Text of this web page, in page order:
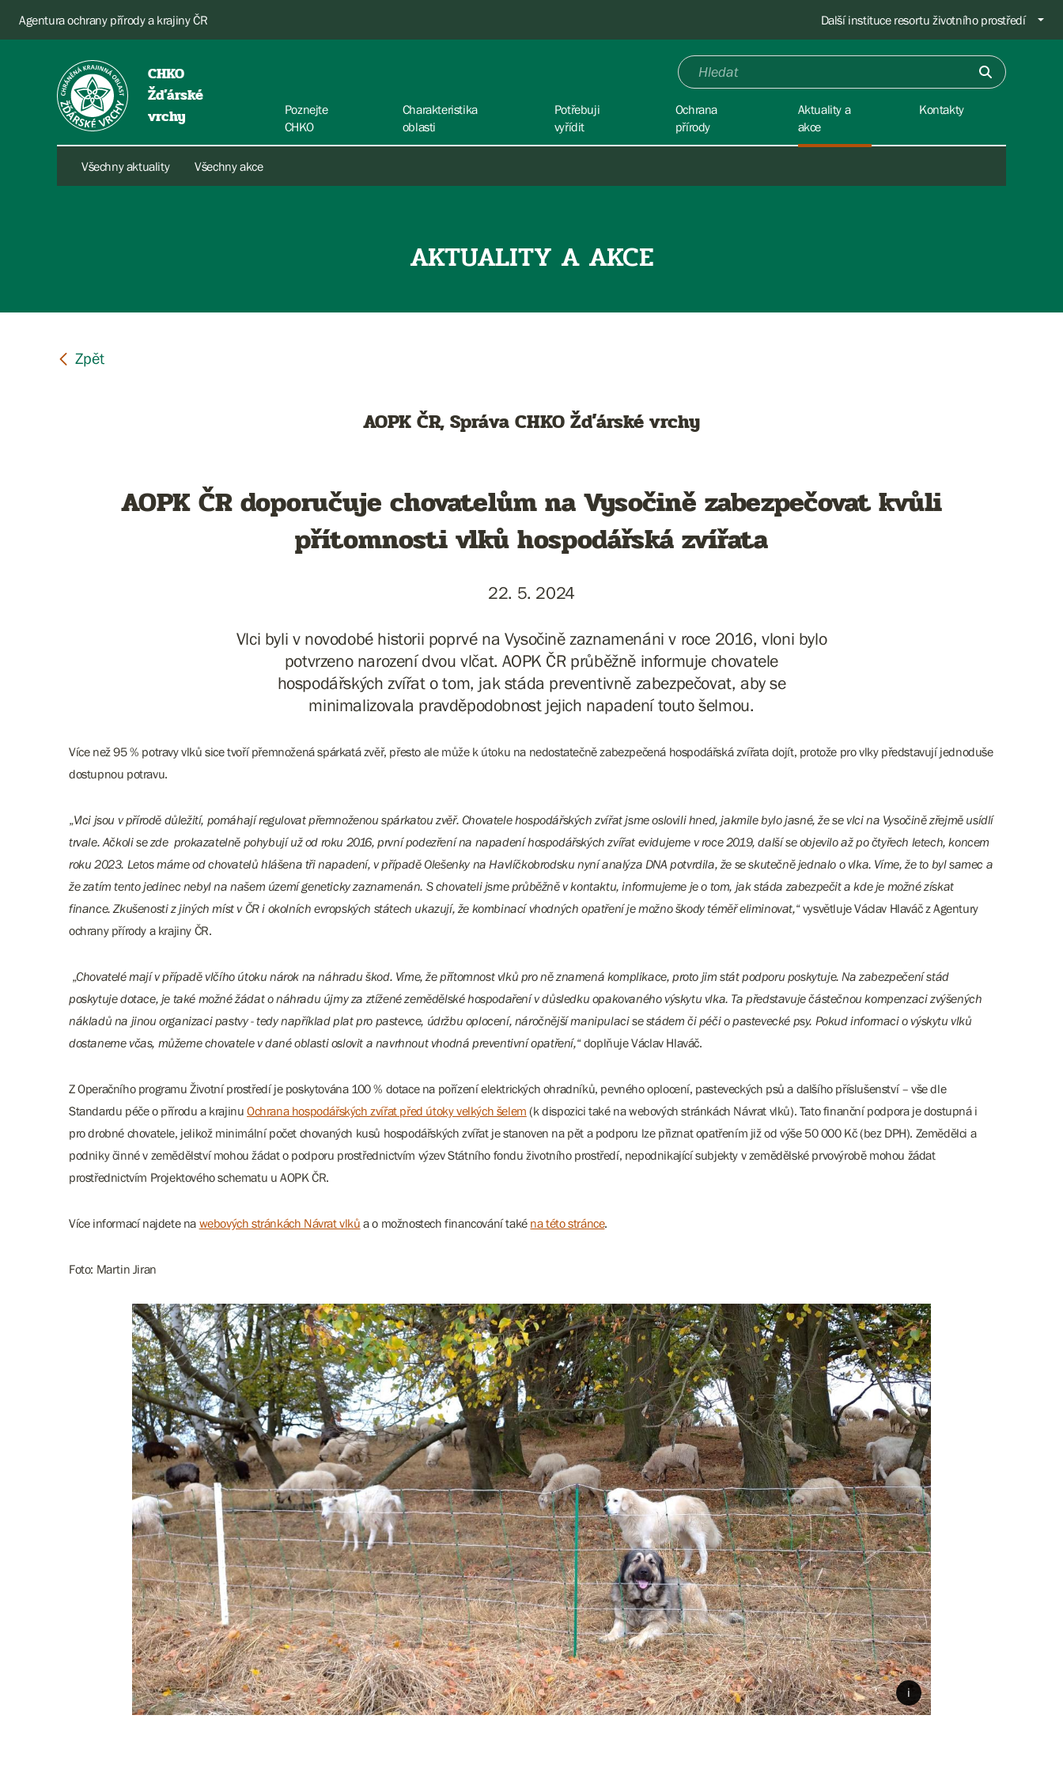
Agentura ochrany přírody a krajiny ČR Další instituce resortu životního prostředí
CHKO
Žďárské
vrchy
Poznejte
CHKO
Charakteristika
oblasti
Potřebuji
vyřídit
Ochrana
přírody
Aktuality a
akce
Všechny aktuality Všechny akce
Kontakty
AKTUALITY A AKCE
AOPK ČR, Správa CHKO Žďárské vrchy
AOPK ČR doporučuje chovatelům na Vysočině zabezpečovat kvůli
přítomnosti vlků hospodářská zvířata
22. 5. 2024
Vlci byli v novodobé historii poprvé na Vysočině zaznamenáni v roce 2016, vloni bylo
potvrzeno narození dvou vlčat. AOPK ČR průběžně informuje chovatele
hospodářských zvířat o tom, jak stáda preventivně zabezpečovat, aby se
minimalizovala pravděpodobnost jejich napadení touto šelmou.
Více než 95 % potravy vlků sice tvoří přemnožená spárkatá zvěř, přesto ale může k útoku na nedostatečně zabezpečená hospodářská zvířata dojít, protože pro vlky představují jednoduše
dostupnou potravu.
„Vlci jsou v přírodě důležití, pomáhají regulovat přemnoženou spárkatou zvěř. Chovatele hospodářských zvířat jsme oslovili hned, jakmile bylo jasné, že se vlci na Vysočině zřejmě usídlí
trvale. Ačkoli se zde prokazatelně pohybují už od roku 2016, první podezření na napadení hospodářských zvířat evidujeme v roce 2019, další se objevilo až po čtyřech letech, koncem
roku 2023. Letos máme od chovatelů hlášena tři napadení, v případě Olešenky na Havlíčkobrodsku nyní analýza DNA potvrdila, že se skutečně jednalo o vlka. Víme, že to byl samec a
že zatím tento jedinec nebyl na našem území geneticky zaznamenán. S chovateli jsme průběžně v kontaktu, informujeme je o tom, jak stáda zabezpečit a kde je možné získat
finance. Zkušenosti z jiných míst v ČR i okolních evropských státech ukazují, že kombinací vhodných opatření je možno škody téměř eliminovat,“ vysvětluje Václav Hlaváč z Agentury
ochrany přírody a krajiny ČR.
„Chovatelé mají v případě vlčího útoku nárok na náhradu škod. Víme, že přítomnost vlků pro ně znamená komplikace, proto jim stát podporu poskytuje. Na zabezpečení stád
poskytuje dotace, je také možné žádat o náhradu újmy za ztížené zemědělské hospodaření v důsledku opakovaného výskytu vlka. Ta představuje částečnou kompenzaci zvýšených
nákladů na jinou organizaci pastvy - tedy například plat pro pastevce, údržbu oplocení, náročnější manipulaci se stádem či péči o pastevecké psy. Pokud informaci o výskytu vlků
dostaneme včas, můžeme chovatele v dané oblasti oslovit a navrhnout vhodná preventivní opatření,“ doplňuje Václav Hlaváč.
Z Operačního programu Životní prostředí je poskytována 100 % dotace na pořízení elektrických ohradníků, pevného oplocení, pasteveckých psů a dalšího příslušenství – vše dle
Standardu péče o přírodu a krajinuOchrana hospodářských zvířat před útoky velkých šelem (k dispozici také na webových stránkách Návrat vlků). Tato finanční podpora je dostupná i
pro drobné chovatele, jelikož minimální počet chovaných kusů hospodářských zvířat je stanoven na pět a podporu lze přiznat opatřením již od výše 50 000 Kč (bez DPH). Zemědělci a
podniky činné v zemědělství mohou žádat o podporu prostřednictvím výzev Státního fondu životního prostředí, nepodnikající subjekty v zemědělské prvovýrobě mohou žádat
prostřednictvím Projektového schematu u AOPK ČR.
Více informací najdete na webových stránkách Návrat vlků a o možnostech financování také na této stránce.
Foto: Martin Jiran